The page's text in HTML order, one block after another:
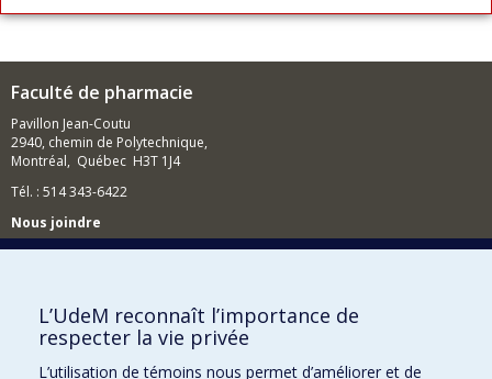
Faculté de pharmacie
Pavillon Jean-Coutu
2940, chemin de Polytechnique,
Montréal, Québec H3T 1J4
Tél. : 514 343-6422
Nous joindre
Nous trouver
Plan du site
L’UdeM reconnaît l’importance de
respecter la vie privée
L’utilisation de témoins nous permet d’améliorer et de